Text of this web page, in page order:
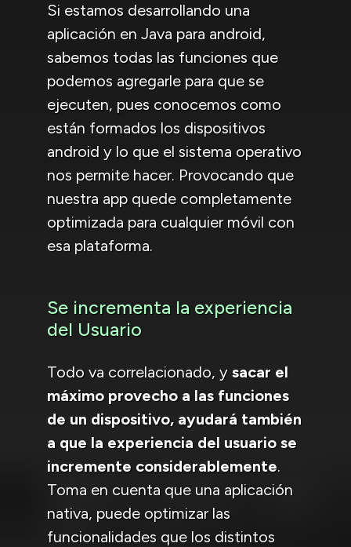
Si estamos desarrollando una
aplicación en Java para android,
sabemos todas las funciones que
podemos agregarle para que se
ejecuten, pues conocemos como
están formados los dispositivos
android y lo que el sistema operativo
nos permite hacer. Provocando que
nuestra app quede completamente
optimizada para cualquier móvil con
esa plataforma.
Se incrementa la experiencia
del Usuario
Todo va correlacionado, y sacar el
máximo provecho a las funciones
de un dispositivo, ayudará también
a que la experiencia del usuario se
incremente considerablemente.
Toma en cuenta que una aplicación
nativa, puede optimizar las
funcionalidades que los distintos